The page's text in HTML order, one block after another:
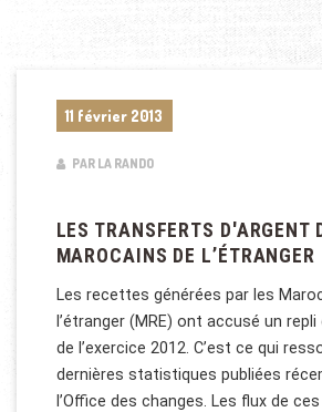
11 février 2013
PAR LA RANDO
LES TRANSFERTS D'ARGENT
MAROCAINS DE L’ÉTRANGER
Les recettes générées par les
l’étranger (MRE) ont accusé un
de l’exercice 2012. C’est ce qui
dernières statistiques publiées
l’Office des changes. Les flux de